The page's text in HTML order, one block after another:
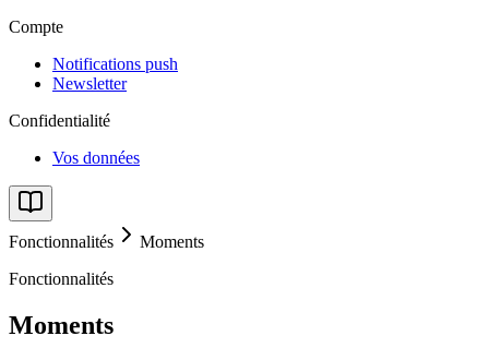
Compte
Notifications push
Newsletter
Confidentialité
Vos données
Fonctionnalités
Moments
Fonctionnalités
Moments